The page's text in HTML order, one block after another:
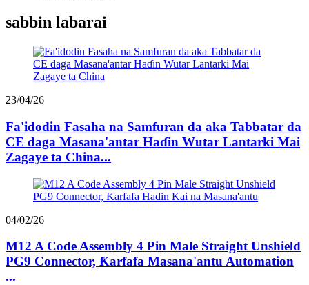
sabbin labarai
23/04/26
Fa'idodin Fasaha na Samfuran da aka Tabbatar da
CE daga Masana'antar Haɗin Wutar Lantarki Mai
Zagaye ta China...
04/02/26
M12 A Code Assembly 4 Pin Male Straight Unshield
PG9 Connector, Ƙarfafa Masana'antu Automation
...